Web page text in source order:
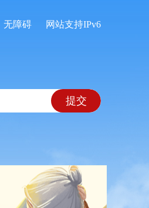
无障碍 网站支持IPv6
提交